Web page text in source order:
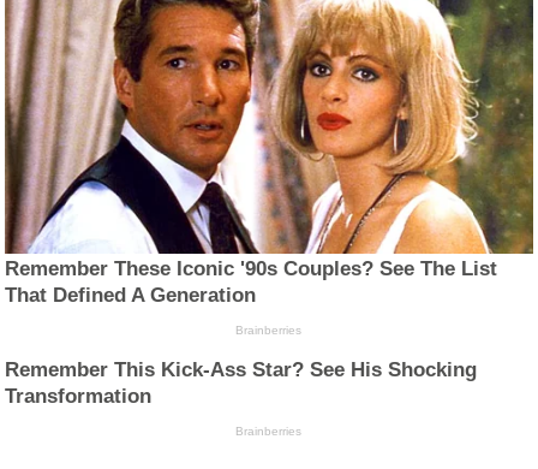
Remember These Iconic '90s Couples? See The List
That Defined A Generation
Brainberries
Remember This Kick-Ass Star? See His Shocking
Transformation
Brainberries